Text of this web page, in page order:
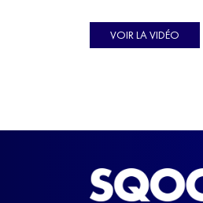
Ulysse Soriano,
ball, qui a failli
VOIR LA VIDÉO